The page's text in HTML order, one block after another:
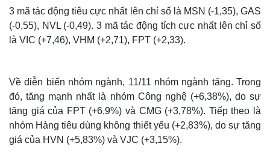
3 mã tác động tiêu cực nhất lên chỉ số là MSN (-1,35), GAS
(-0,55), NVL (-0,49). 3 mã tác động tích cực nhất lên chỉ số
là VIC (+7,46), VHM (+2,71), FPT (+2,33).
Về diễn biến nhóm ngành, 11/11 nhóm ngành tăng. Trong
đó, tăng mạnh nhất là nhóm Công nghệ (+6,38%), do sự
tăng giá của FPT (+6,9%) và CMG (+3,78%). Tiếp theo là
nhóm Hàng tiêu dùng không thiết yếu (+2,83%), do sự tăng
giá của HVN (+5,83%) và VJC (+3,15%).